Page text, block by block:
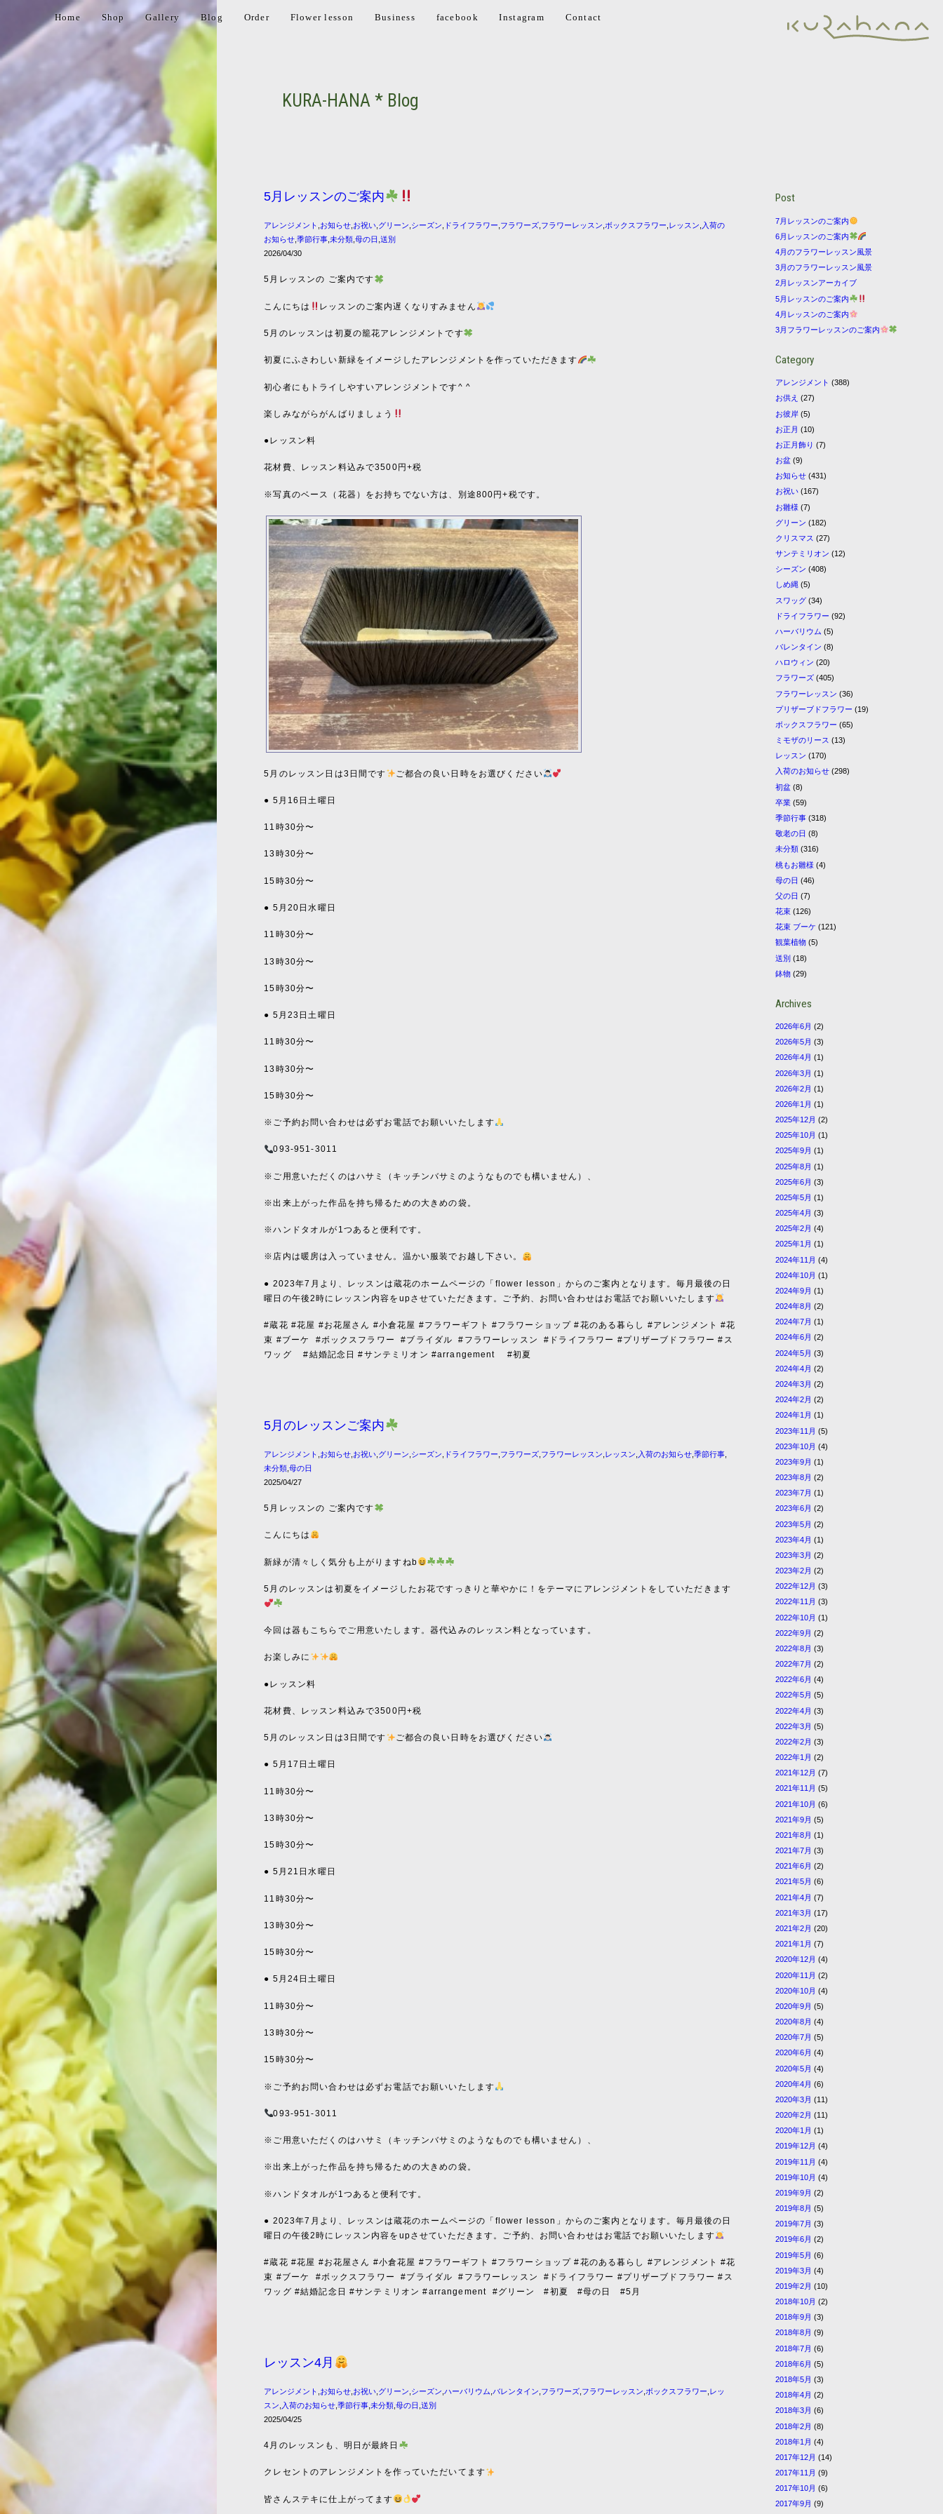
Home Shop Gallery Blog Order Flower lesson Business facebook Instagram Contact
KURA-HANA * Blog
5月レッスンのご案内
アレンジメント お知らせ お祝い グリーン シーズン ドライフラワー フラワーズ フラワーレッスン ボックスフラワー レッスン 入荷の
お知らせ ,季節行事 ,未分類 ,母の日 ,送別
2026/04/30
5月レッスンの ご案内です
こんにちは レッスンのご案内遅くなりすみません
5月のレッスンは初夏の籠花アレンジメントです
初夏にふさわしい新緑をイメージしたアレンジメントを作っていただきます
初心者にもトライしやすいアレンジメントです^ ^
楽しみながらがんばりましょう
●レッスン料
花材費、レッスン料込みで3500円+税
※写真のベース（花器）をお持ちでない方は、別途800円+税です。
5月のレッスン日は3日間です ご都合の良い日時をお選びください
● 5月16日土曜日
11時30分〜
13時30分〜
15時30分〜
● 5月20日水曜日
11時30分〜
13時30分〜
15時30分〜
● 5月23日土曜日
11時30分〜
13時30分〜
15時30分〜
※ご予約お問い合わせは必ずお電話でお願いいたします
093-951-3011
※ご用意いただくのはハサミ（キッチンバサミのようなものでも構いません）、
※出来上がった作品を持ち帰るための大きめの袋。
※ハンドタオルが1つあると便利です。
※店内は暖房は入っていません。温かい服装でお越し下さい。
● 2023年7月より、レッスンは蔵花のホームページの「flower lesson」からのご案内となります。毎月最後の日
曜日の午後2時にレッスン内容をupさせていただきます。ご予約、お問い合わせはお電話でお願いいたします
#蔵花 #花屋 #お花屋さん #小倉花屋 #フラワーギフト #フラワーショップ #花のある暮らし #アレンジメント #花
束 #ブーケ
#ボックスフラワー #ブライダル #フラワーレッスン
#ドライフラワー #プリザーブドフラワー #ス
ワッグ
#結婚記念日 #サンテミリオン #arrangement #初夏
5月のレッスンご案内
アレンジメント お知らせ お祝い グリーン シーズン ドライフラワー フラワーズ フラワーレッスン レッスン 入荷のお知らせ ,季節行事
未分類 ,母の日
2025/04/27
5月レッスンの ご案内です
こんにちは
新緑が清々しく気分も上がりますねb
5月のレッスンは初夏をイメージしたお花ですっきりと華やかに！をテーマにアレンジメントをしていただきます
今回は器もこちらでご用意いたします。器代込みのレッスン料となっています。
お楽しみに
●レッスン料
花材費、レッスン料込みで3500円+税
5月のレッスン日は3日間です ご都合の良い日時をお選びください
● 5月17日土曜日
11時30分〜
13時30分〜
15時30分〜
● 5月21日水曜日
11時30分〜
13時30分〜
15時30分〜
● 5月24日土曜日
11時30分〜
13時30分〜
15時30分〜
※ご予約お問い合わせは必ずお電話でお願いいたします
093-951-3011
※ご用意いただくのはハサミ（キッチンバサミのようなものでも構いません）、
※出来上がった作品を持ち帰るための大きめの袋。
※ハンドタオルが1つあると便利です。
● 2023年7月より、レッスンは蔵花のホームページの「flower lesson」からのご案内となります。毎月最後の日
曜日の午後2時にレッスン内容をupさせていただきます。ご予約、お問い合わせはお電話でお願いいたします
#蔵花 #花屋 #お花屋さん #小倉花屋 #フラワーギフト #フラワーショップ #花のある暮らし #アレンジメント #花
束 #ブーケ
#ボックスフラワー #ブライダル #フラワーレッスン
#ドライフラワー #プリザーブドフラワー #ス
ワッグ #結婚記念日 #サンテミリオン #arrangement
#グリーン #初夏 #母の日 #5月
レッスン4月
アレンジメント お知らせ お祝い グリーン シーズン ,ハーバリウム バレンタイン フラワーズ フラワーレッスン ボックスフラワー レッ
スン 入荷のお知らせ ,季節行事 ,未分類 ,母の日 ,送別
2025/04/25
4月のレッスンも、明日が最終日
クレセントのアレンジメントを作っていただいてます
皆さんステキに仕上がってます
Post
7月レッスンのご案内
6月レッスンのご案内
4月のフラワーレッスン風景
3月のフラワーレッスン風景
2月レッスンアーカイブ
5月レッスンのご案内
4月レッスンのご案内
3月フラワーレッスンのご案内
Category
アレンジメント (388)
お供え (27)
お彼岸 (5)
お正月 (10)
お正月飾り (7)
お盆 (9)
お知らせ (431)
お祝い (167)
お雛様 (7)
グリーン (182)
クリスマス (27)
サンテミリオン (12)
シーズン (408)
しめ縄 (5)
スワッグ (34)
ドライフラワー (92)
ハーバリウム (5)
バレンタイン (8)
ハロウィン (20)
フラワーズ (405)
フラワーレッスン (36)
プリザーブドフラワー (19)
ボックスフラワー (65)
ミモザのリース (13)
レッスン (170)
入荷のお知らせ (298)
初盆 (8)
卒業 (59)
季節行事 (318)
敬老の日 (8)
未分類 (316)
桃もお雛様 (4)
母の日 (46)
父の日 (7)
花束 (126)
花束 ブーケ (121)
観葉植物 (5)
送別 (18)
鉢物 (29)
Archives
2026年6月 (2)
2026年5月 (3)
2026年4月 (1)
2026年3月 (1)
2026年2月 (1)
2026年1月 (1)
2025年12月 (2)
2025年10月 (1)
2025年9月 (1)
2025年8月 (1)
2025年6月 (3)
2025年5月 (1)
2025年4月 (3)
2025年2月 (4)
2025年1月 (1)
2024年11月 (4)
2024年10月 (1)
2024年9月 (1)
2024年8月 (2)
2024年7月 (1)
2024年6月 (2)
2024年5月 (3)
2024年4月 (2)
2024年3月 (2)
2024年2月 (2)
2024年1月 (1)
2023年11月 (5)
2023年10月 (4)
2023年9月 (1)
2023年8月 (2)
2023年7月 (1)
2023年6月 (2)
2023年5月 (2)
2023年4月 (1)
2023年3月 (2)
2023年2月 (2)
2022年12月 (3)
2022年11月 (3)
2022年10月 (1)
2022年9月 (2)
2022年8月 (3)
2022年7月 (2)
2022年6月 (4)
2022年5月 (5)
2022年4月 (3)
2022年3月 (5)
2022年2月 (3)
2022年1月 (2)
2021年12月 (7)
2021年11月 (5)
2021年10月 (6)
2021年9月 (5)
2021年8月 (1)
2021年7月 (3)
2021年6月 (2)
2021年5月 (6)
2021年4月 (7)
2021年3月 (17)
2021年2月 (20)
2021年1月 (7)
2020年12月 (4)
2020年11月 (2)
2020年10月 (4)
2020年9月 (5)
2020年8月 (4)
2020年7月 (5)
2020年6月 (4)
2020年5月 (4)
2020年4月 (6)
2020年3月 (11)
2020年2月 (11)
2020年1月 (1)
2019年12月 (4)
2019年11月 (4)
2019年10月 (4)
2019年9月 (2)
2019年8月 (5)
2019年7月 (3)
2019年6月 (2)
2019年5月 (6)
2019年3月 (4)
2019年2月 (10)
2018年10月 (2)
2018年9月 (3)
2018年8月 (9)
2018年7月 (6)
2018年6月 (5)
2018年5月 (3)
2018年4月 (2)
2018年3月 (6)
2018年2月 (8)
2018年1月 (4)
2017年12月 (14)
2017年11月 (9)
2017年10月 (6)
2017年9月 (9)